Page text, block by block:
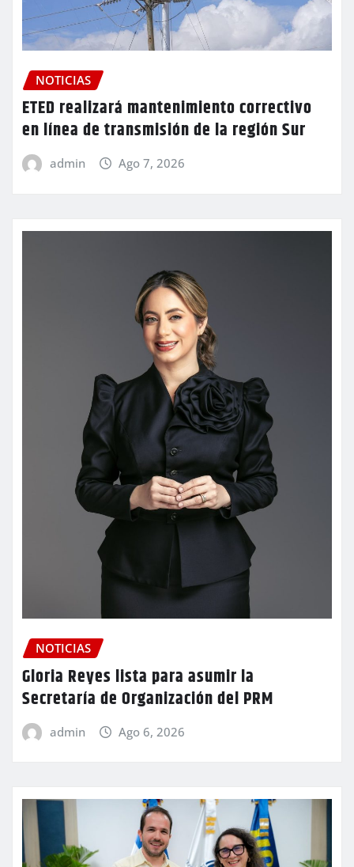
NOTICIAS
ETED realizará mantenimiento correctivo
en línea de transmisión de la región Sur
admin Ago 7, 2026
NOTICIAS
Gloria Reyes lista para asumir la
Secretaría de Organización del PRM
admin Ago 6, 2026